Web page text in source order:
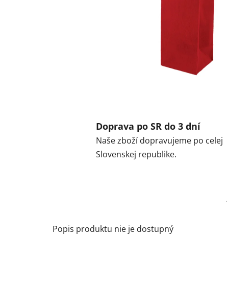
Doprava po SR do 3 dní
Naše zboží dopravujeme po celej
Slovenskej republike.
Popis produktu nie je dostupný